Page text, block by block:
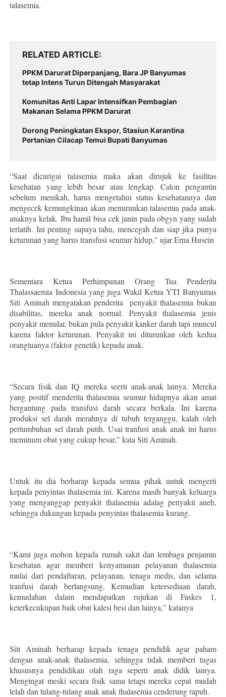
talasemia.
RELATED ARTICLE
PPKM Darurat Diperpanjang, Bara JP Banyumas
tetap Intens Turun Ditengah Masyarakat
Komunitas Anti Lapar Intensifkan Pembagian
Makanan Selama PPKM Darurat
Dorong Peningkatan Ekspor, Stasiun Karantina
Pertanian Cilacap Temui Bupati Banyumas
“Saat dicurigai talasemia maka akan dirujuk ke fasilitas
kesehatan yang lebih besar atau lengkap. Calon pengantin
sebelum menikah, harus mengetahui status kesehatannya dan
mengecek kemungkinan akan menurunkan talasemia pada anak-
anaknya kelak. Ibu hamil bisa cek janin pada obgyn yang sudah
terlatih. Ini penting supaya tahu, mencegah dan siap jika punya
keturunan yang harus transfusi seumur hidup," ujar Erna Husein
Sementara Ketua Perhimpunan Orang Tua Penderita
Thalassaemia Indonesia yang juga Wakil Ketua YTI Banyumas
Siti Aminah mengatakan penderita penyakit thalasemia bukan
disabilitas, mereka anak normal. Penyakit thalasemia jenis
penyakit menular, bukan pula penyakit kanker darah tapi muncul
karena faktor keturunan. Penyakit ini diturunkan oleh kedua
orangtuanya (faktor genetik) kepada anak.
“Secara fisik dan IQ mereka seerti anak-anak lainya. Mereka
yang positif menderita thalasemia seumur hidupnya akan amat
bergantung pada transfusi darah secara berkala. Ini karena
produksi sel darah merahnya di tubuh terganggu, kalah oleh
pertumbuhan sel darah putih. Usai tranfusi anak anak ini harus
meminum obat yang cukup besar,” kata Siti Aminah.
Untuk itu dia berharap kepada semua pihak untuk mengerti
kepada penyintas thalasemia ini. Karena masih banyak keluarga
yang menganggap penyakit thalasemia adalag penyakit aneh,
sehingga dukungan kepada penyintas thalasemia kurang.
“Kami juga mohon kepada rumah sakit dan lembaga penjamin
kesehatan agar memberi kenyamanan pelayanan thalasemia
mulai dari pendaftaran, pelayanan, tenaga medis, dan selama
tranfusi darah berlangsung. Kemudian ketersediaan darah,
kemudahan dalam mendapatkan rujukan di Faskes 1,
keterkecukupan baik obat kalesi besi dan lainya,” katanya
Siti Aminah berharap kepada tenaga pendidik agar paham
dengan anak-anak thalasemia, sehingga tidak memberi tugas
khususnya pendidikan olah raga seperti anak didik lainya.
Mengingat meski secara fisik sama tetapi mereka cepat mudah
lelah dan tulang-tulang anak anak thalasemia cenderung rapuh.